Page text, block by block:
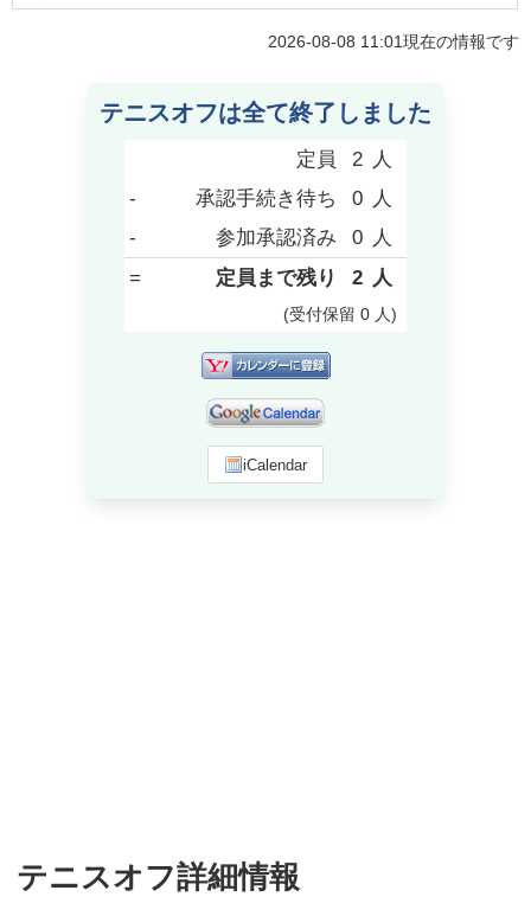
2026-08-08 11:01現在の情報です
テニスオフは全て終了しました
定員 2 人
-
承認手続き待ち 0 人
-
参加承認済み 0 人
=
定員まで残り 2 人
(受付保留 0 人)
iCalendar
テニスオフ詳細情報